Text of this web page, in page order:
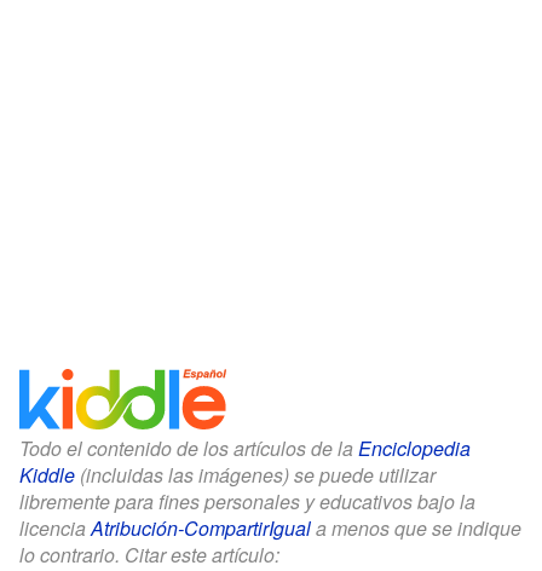
Todo el contenido de los artículos de la Enciclopedia
Kiddle (incluidas las imágenes) se puede utilizar
libremente para fines personales y educativos bajo la
licenciaAtribución-CompartirIguala menos que se indique
lo contrario. Citar este artículo: